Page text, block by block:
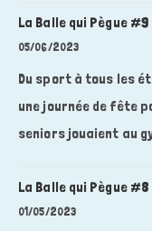
#10
La Balle qui Pègue #9
05/06/2023
Du sport à tous les
une journée de fête
seniors jouaient au
La Balle qui Pègue #8
01/05/2023